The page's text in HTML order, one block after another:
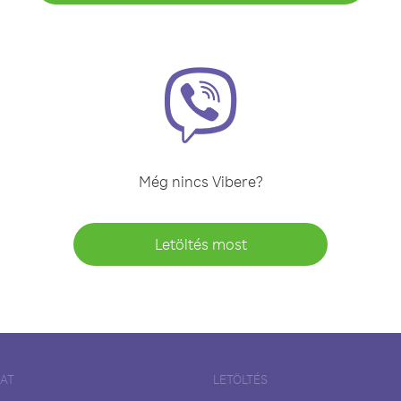
Még nincs Vibere?
Letöltés most
LETÖLTÉS